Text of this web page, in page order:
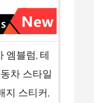
엠블럼, 테
차 스타일
지 스티커,